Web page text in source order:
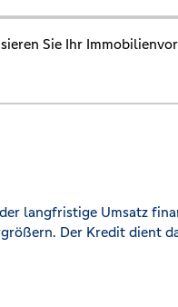
Sie Ihr
langfristige Umsatz
Der Kredit dient